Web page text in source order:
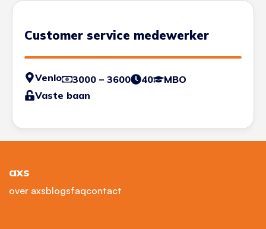
Customer service medewerker
Venlo 3000 – 3600 40
MBO
Vaste baan
axs
over axsblogsfaqcontact